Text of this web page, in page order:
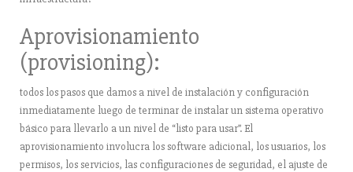
Aprovisionamiento
(provisioning):
todos los pasos que damos a nivel de instalación y configuración
inmediatamente luego de terminar de instalar un sistema operativo
básico para llevarlo a un nivel de “listo para usar”. El
aprovisionamiento involucra los software adicional, los usuarios, los
permisos, los servicios, las configuraciones de seguridad, el ajuste de